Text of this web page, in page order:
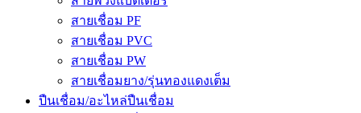
สายเชื่อม PF
สายเชื่อม PVC
สายเชื่อม PW
สายเชื่อมยาง/รุ่นทองแดงเต็ม
ปืนเชื่อม/อะไหล่ปืนเชื่อม